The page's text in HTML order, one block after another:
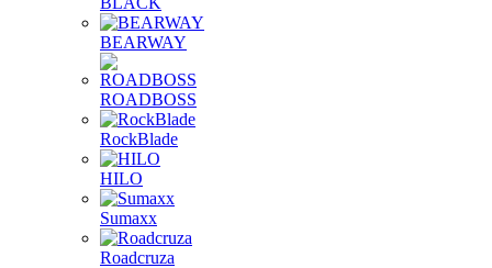
BEARWAY
ROADBOSS
RockBlade
HILO
Sumaxx
Roadcruza